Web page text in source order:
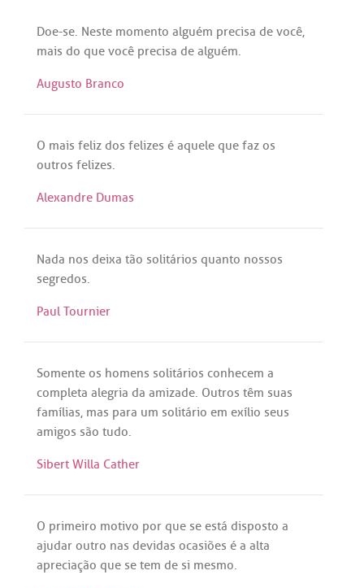
Doe-se. Neste momento alguém precisa de você,
mais do que você precisa de alguém.
Augusto Branco
O mais feliz dos felizes é aquele que faz os
outros felizes.
Alexandre Dumas
Nada nos deixa tão solitários quanto nossos
segredos.
Paul Tournier
Somente os homens solitários conhecem a
completa alegria da amizade. Outros têm suas
famílias, mas para um solitário em exílio seus
amigos são tudo.
Sibert Willa Cather
O primeiro motivo por que se está disposto a
ajudar outro nas devidas ocasiões é a alta
apreciação que se tem de si mesmo.